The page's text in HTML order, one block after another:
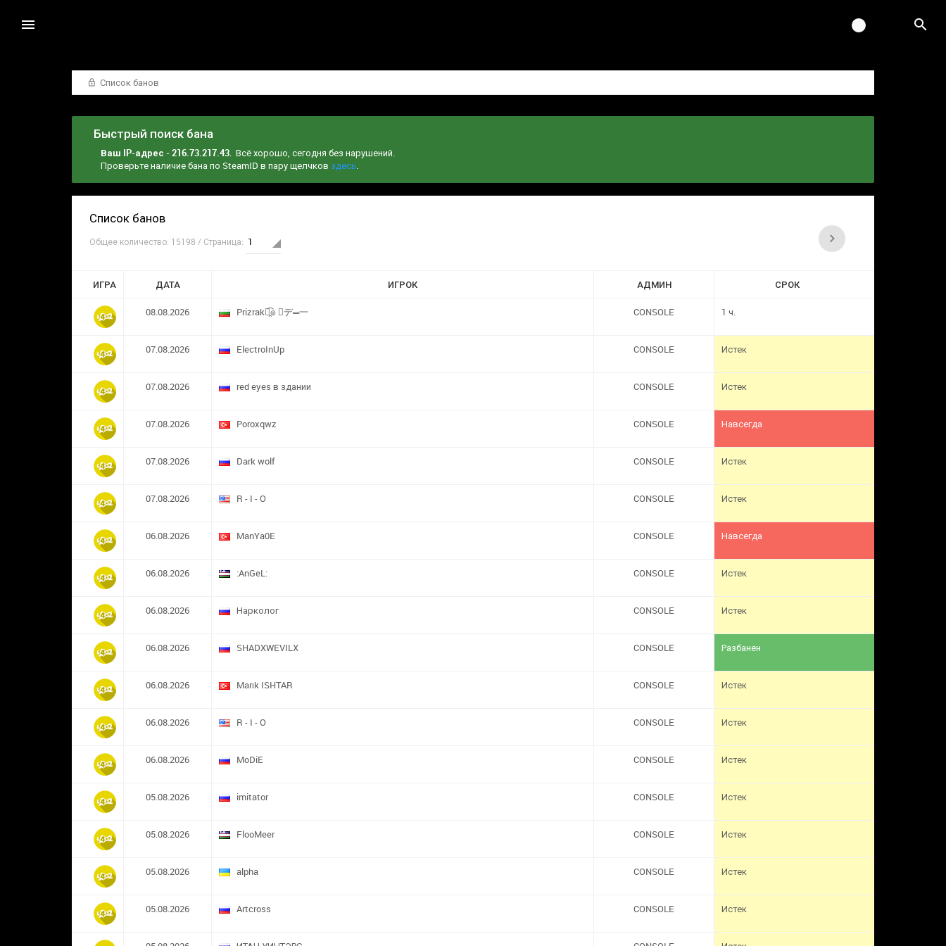
Список банов
Быстрый поиск бана
Ваш IP-адрес - 216.73.217.43. Всё хорошо, сегодня без нарушений.
Проверьте наличие бана по SteamID в пару щелчков здесь.
Список банов
Общее количество: 15198 / Страница:
ИГРА ДАТА ИГРОК АДМИН СРОК
08.08.2026 Prizrak๏̯͡๏ ︻デ═一 CONSOLE 1 ч.
07.08.2026 ElectroInUp CONSOLE Истек
07.08.2026 red eyes в здании CONSOLE Истек
07.08.2026 ​Poroxqwz CONSOLE Навсегда
07.08.2026 Dark wolf CONSOLE Истек
07.08.2026 R - I - O CONSOLE Истек
06.08.2026 ManYa0E CONSOLE Навсегда
06.08.2026 :AnGeL: CONSOLE Истек
06.08.2026 Нарколог CONSOLE Истек
06.08.2026 SHADXWEVILX CONSOLE Разбанен
06.08.2026 Marık ISHTAR CONSOLE Истек
06.08.2026 R - I - O CONSOLE Истек
06.08.2026 MoDiE CONSOLE Истек
05.08.2026 imitator CONSOLE Истек
05.08.2026 FlooMeer CONSOLE Истек
05.08.2026 alpha CONSOLE Истек
05.08.2026 Artcross CONSOLE Истек